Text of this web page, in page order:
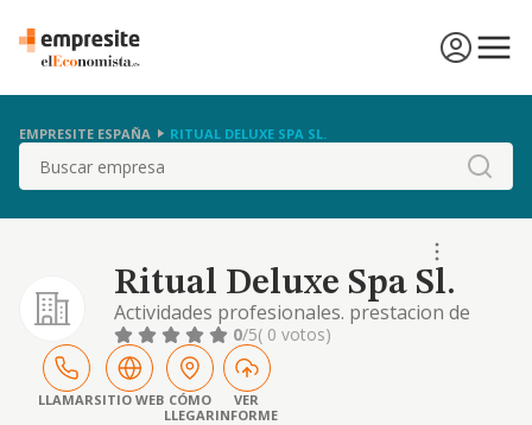
EMPRESITE ESPAÑA RITUAL DELUXE SPA SL.
Buscar
Ritual Deluxe Spa Sl.
Actividades profesionales. prestacion de
servicios. actividades de gestion y
administracion. servicios educativos,
sanitarios, de ocio y entretenimiento
0/5( 0 votos)
LLAMARSITIO WEB CÓMO
LLEGAR
VER
INFORME